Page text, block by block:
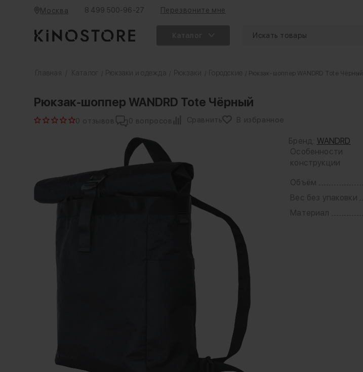
Москва 8 499 500-96-27 Перезвоните мне
Главная Каталог Рюкзаки и одежда Рюкзаки Городские / Рюкзак-шоппер WANDRD Tote Чёрный
Рюкзак-шоппер WANDRD Tote Чёрный
0 отзывов 0 вопросов Сравнить В избранное
Бренд: WANDRD
Особенности
конструкции
Объём
Вес без упаковки
Материал